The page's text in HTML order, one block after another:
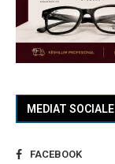
MEDIAT SOCIALE
FACEBOOK